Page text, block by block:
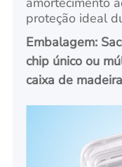
proteção ideal
Embalagem:
chip único ou
caixa de